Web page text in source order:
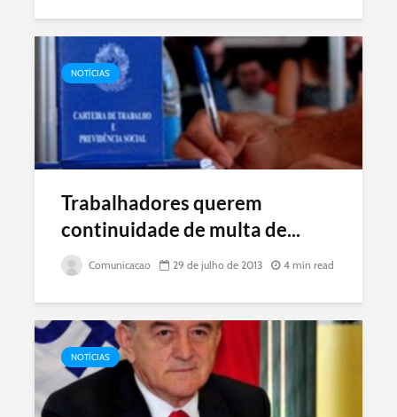
NOTÍCIAS
Trabalhadores querem
continuidade de multa de...
Comunicacao 29 de julho de 2013 4 min read
NOTÍCIAS